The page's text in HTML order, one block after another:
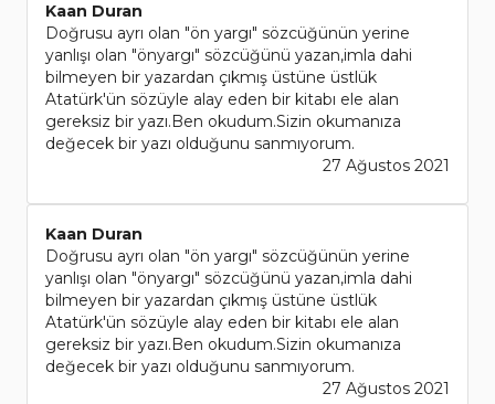
Kaan Duran
Doğrusu ayrı olan "ön yargı" sözcüğünün yerine
yanlışı olan "önyargı" sözcüğünü yazan,imla dahi
bilmeyen bir yazardan çıkmış üstüne üstlük
Atatürk'ün sözüyle alay eden bir kitabı ele alan
gereksiz bir yazı.Ben okudum.Sizin okumanıza
değecek bir yazı olduğunu sanmıyorum.
27 Ağustos 2021
Kaan Duran
Doğrusu ayrı olan "ön yargı" sözcüğünün yerine
yanlışı olan "önyargı" sözcüğünü yazan,imla dahi
bilmeyen bir yazardan çıkmış üstüne üstlük
Atatürk'ün sözüyle alay eden bir kitabı ele alan
gereksiz bir yazı.Ben okudum.Sizin okumanıza
değecek bir yazı olduğunu sanmıyorum.
27 Ağustos 2021